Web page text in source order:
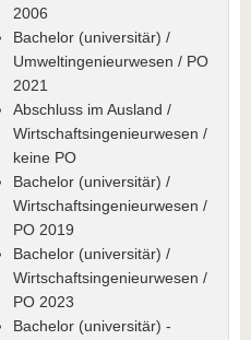
2006
Bachelor (universitär) /
Umweltingenieurwesen / PO
2021
Abschluss im Ausland /
Wirtschaftsingenieurwesen /
keine PO
Bachelor (universitär) /
Wirtschaftsingenieurwesen /
PO 2019
Bachelor (universitär) /
Wirtschaftsingenieurwesen /
PO 2023
Bachelor (universitär) -